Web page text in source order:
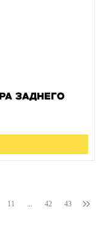
заднего
11 ... 42 43